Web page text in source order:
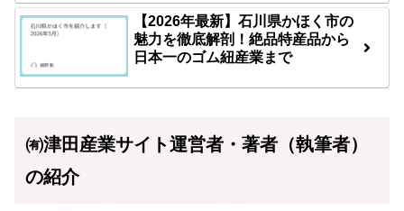
【2026年最新】石川県かほく市の
魅力を徹底解剖！絶品特産品から
日本一のゴム紐産業まで
㈲津田産業サイト運営者・著者（執筆者）
の紹介